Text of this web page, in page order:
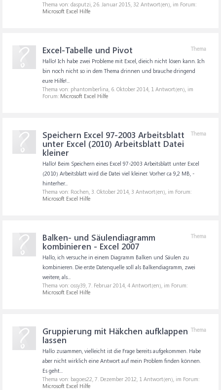
Thema von: dasputzi, 26. Januar 2015, 32 Antwort(en), im Forum:
Microsoft Excel Hilfe
Thema
Excel-Tabelle und Pivot
Hallo! Ich habe zwei Probleme mit Excel, dieich nicht lösen kann. Ich
bin noch nicht so in dem Thema drinnen und brauche dringend
eure Hilfe!...
Thema von: phantomberlina, 6. Oktober 2014, 1 Antwort(en), im
Forum: Microsoft Excel Hilfe
Thema
Speichern Excel 97-2003 Arbeitsblatt
unter Excel (2010) Arbeitsblatt Datei
kleiner
Hallo! Beim Speichern eines Excel 97-2003 Arbeitsblatt unter Excel
(2010) Arbeitsblatt wird die Datei viel kleiner. Vorher ca 9,2 MB, -
hinterher...
Thema von: Rochen, 3. Oktober 2014, 3 Antwort(en), im Forum:
Microsoft Excel Hilfe
Thema
Balken- und Säulendiagramm
kombinieren - Excel 2007
Hallo, ich versuche in einem Diagramm Balken und Säulen zu
kombinieren. Die erste Datenquelle soll als Balkendiagramm, zwei
weitere, als...
Thema von: ossy39, 7. Februar 2014, 4 Antwort(en), im Forum:
Microsoft Excel Hilfe
Thema
Gruppierung mit Häkchen aufklappen
lassen
Hallo zusammen, vielleicht ist die Frage bereits aufgekommen. Habe
aber nicht wirklich eine Antwort auf mein Problem finden können.
Es geht...
Thema von: bagoes22, 7. Dezember 2012, 1 Antwort(en), im Forum:
Microsoft Excel Hilfe